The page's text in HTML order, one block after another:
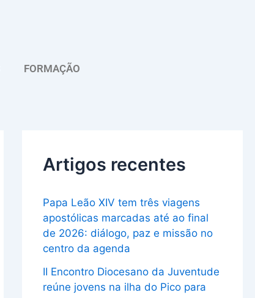
FORMAÇÃO
Artigos recentes
Papa Leão XIV tem três viagens
apostólicas marcadas até ao final
de 2026: diálogo, paz e missão no
centro da agenda
II Encontro Diocesano da Juventude
reúne jovens na ilha do Pico para
u